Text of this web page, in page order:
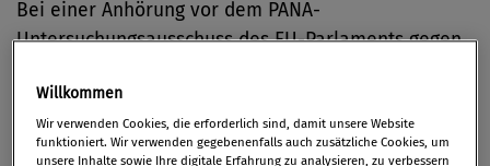
Bei einer Anhörung vor dem PANA-
Untersuchungsausschuss des EU-Parlaments gegen
Steuerhinterziehung weigerten sich Vertreter des
europäischen Fußballverbands UEFA und des
Weltfußballverbands FIFA Fußballspieler öffentlich
Willkommen
Wir verwenden Cookies, die erforderlich sind, damit unsere Website
funktioniert. Wir verwenden gegebenenfalls auch zusätzliche Cookies, um
unsere Inhalte sowie Ihre digitale Erfahrung zu analysieren, zu verbessern